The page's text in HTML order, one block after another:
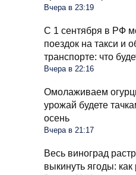
Вчера в 23:19
С 1 сентября в РФ
поездок на такси и
транспорте: что
Вчера в 22:16
Омолаживаем
урожай будете
осень
Вчера в 21:17
Весь виноград
выкинуть ягоды: